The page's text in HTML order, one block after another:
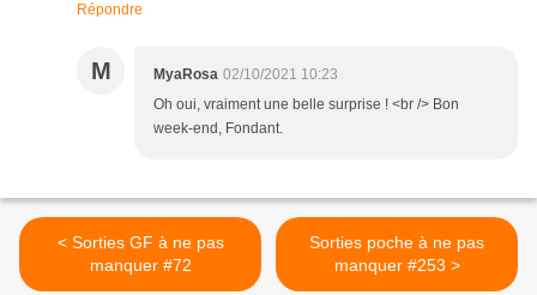
Répondre
M MyaRosa 02/10/2021 10:23
Oh oui, vraiment une belle surprise ! <br /> Bon
week-end, Fondant.
< Sorties GF à ne pas
manquer #72
Sorties poche à ne pas
manquer #253 >